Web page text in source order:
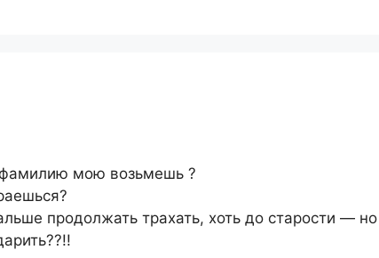
мою возьмешь ?
продолжать трахать, хоть до старости — но